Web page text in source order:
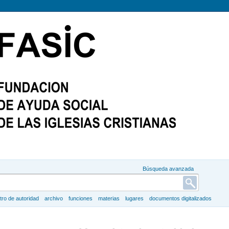
Búsqueda avanzada
de autoridad archivo funciones materias lugares documentos digitalizados